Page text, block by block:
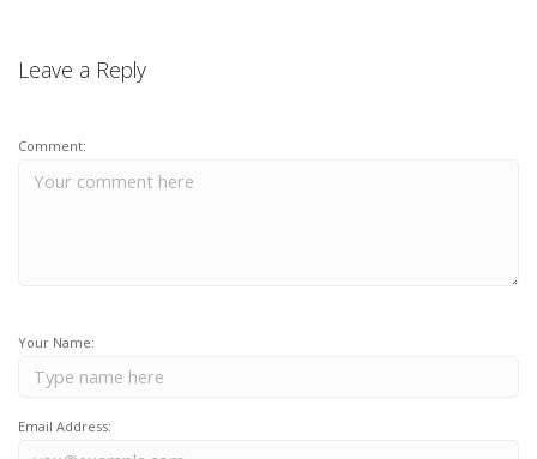
Leave a Reply
Comment:
Your Name:
Email Address: